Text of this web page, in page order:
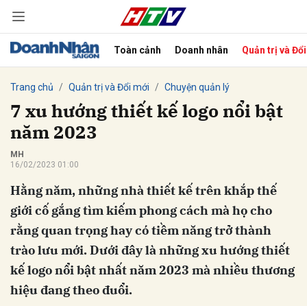
Toàn cảnh Doanh nhân Quản trị và
Trang chủ Quản trị và Đổi mới Chuyện quản lý
7 xu hướng thiết kế logo nổi bật
năm 2023
MH
16/02/2023 01:00
Hằng năm, những nhà thiết kế trên khắp thế
giới cố gắng tìm kiếm phong cách mà họ cho
rằng quan trọng hay có tiềm năng trở thành
trào lưu mới. Dưới đây là những xu hướng thiết
kế logo nổi bật nhất năm 2023 mà nhiều thương
hiệu đang theo đuổi.
Hủy